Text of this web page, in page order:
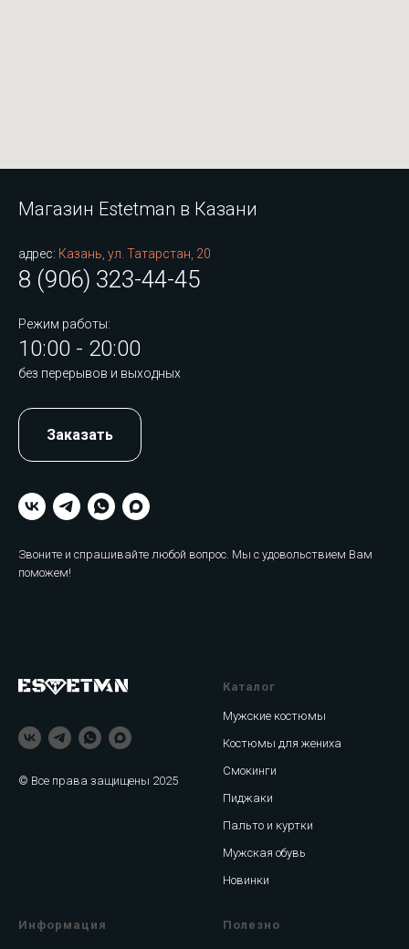
Магазин Estetman в Казани
адрес: Казань, ул. Татарстан, 20
8 (906) 323-44-45
Режим работы:
10:00 - 20:00
без перерывов и выходных
Заказать
Звоните и спрашивайте любой вопрос. Мы с удовольствием Вам
поможем!
© Все права защищены 2025
Каталог
Мужские костюмы
Костюмы для жениха
Смокинги
Пиджаки
Пальто и куртки
Мужская обувь
Новинки
Информация Полезно